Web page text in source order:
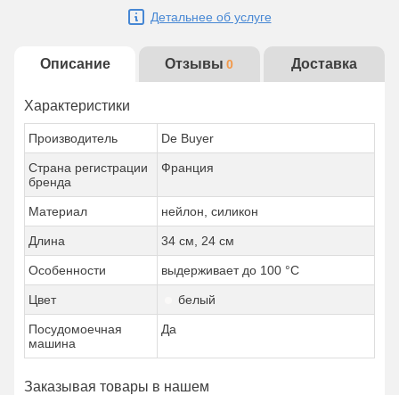
Детальнее об услуге
Описание Отзывы 0 Доставка
Характеристики
Производитель De Buyer
Страна регистрации
бренда
Франция
Материал нейлон, силикон
Длина 34 см, 24 см
Особенности выдерживает до 100 °C
Цвет белый
Посудомоечная
машина
Да
Заказывая товары в нашем